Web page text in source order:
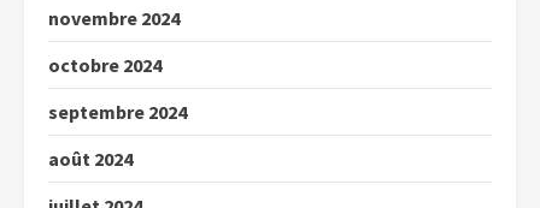
novembre 2024
octobre 2024
septembre 2024
août 2024